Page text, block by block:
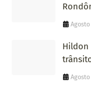
Agosto
Hildon
Agosto